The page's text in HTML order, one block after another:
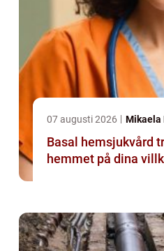
07 augusti 2026 Mikaela
Basal hemsjukvård trygg vård i
hemmet på dina